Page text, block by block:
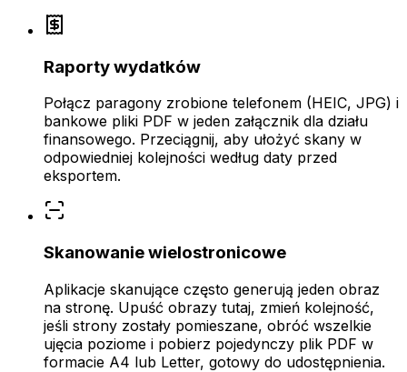
Raporty wydatków
Połącz paragony zrobione telefonem (HEIC, JPG) i
bankowe pliki PDF w jeden załącznik dla działu
finansowego. Przeciągnij, aby ułożyć skany w
odpowiedniej kolejności według daty przed
eksportem.
Skanowanie wielostronicowe
Aplikacje skanujące często generują jeden obraz
na stronę. Upuść obrazy tutaj, zmień kolejność,
jeśli strony zostały pomieszane, obróć wszelkie
ujęcia poziome i pobierz pojedynczy plik PDF w
formacie A4 lub Letter, gotowy do udostępnienia.